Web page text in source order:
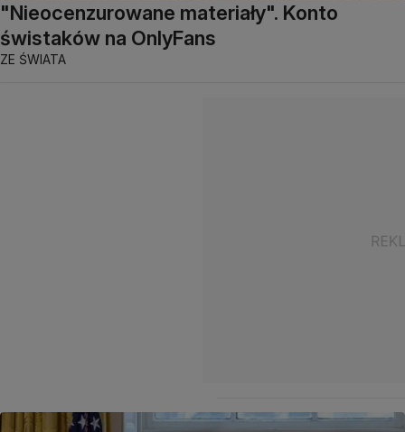
"Nieocenzurowane materiały". Konto
świstaków na OnlyFans
ZE ŚWIATA